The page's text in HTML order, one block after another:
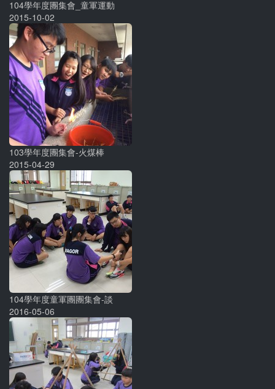
104學年度團集會_童軍運動
2015-10-02
103學年度團集會-火煤棒
2015-04-29
104學年度童軍團團集會-談
2016-05-06